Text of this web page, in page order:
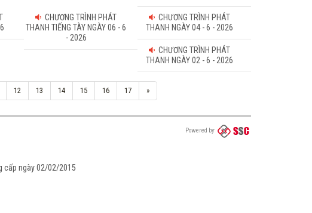
CHƯƠNG TRÌNH PHÁT
THANH TIẾNG TÀY NGÀY 06 - 6
- 2026
CHƯƠNG TRÌNH PHÁT
THANH NGÀY 04 - 6 - 2026
CHƯƠNG TRÌNH PHÁT
THANH NGÀY 02 - 6 - 2026
12 13 14 15 16 17 »
Powered by
cấp ngày 02/02/2015